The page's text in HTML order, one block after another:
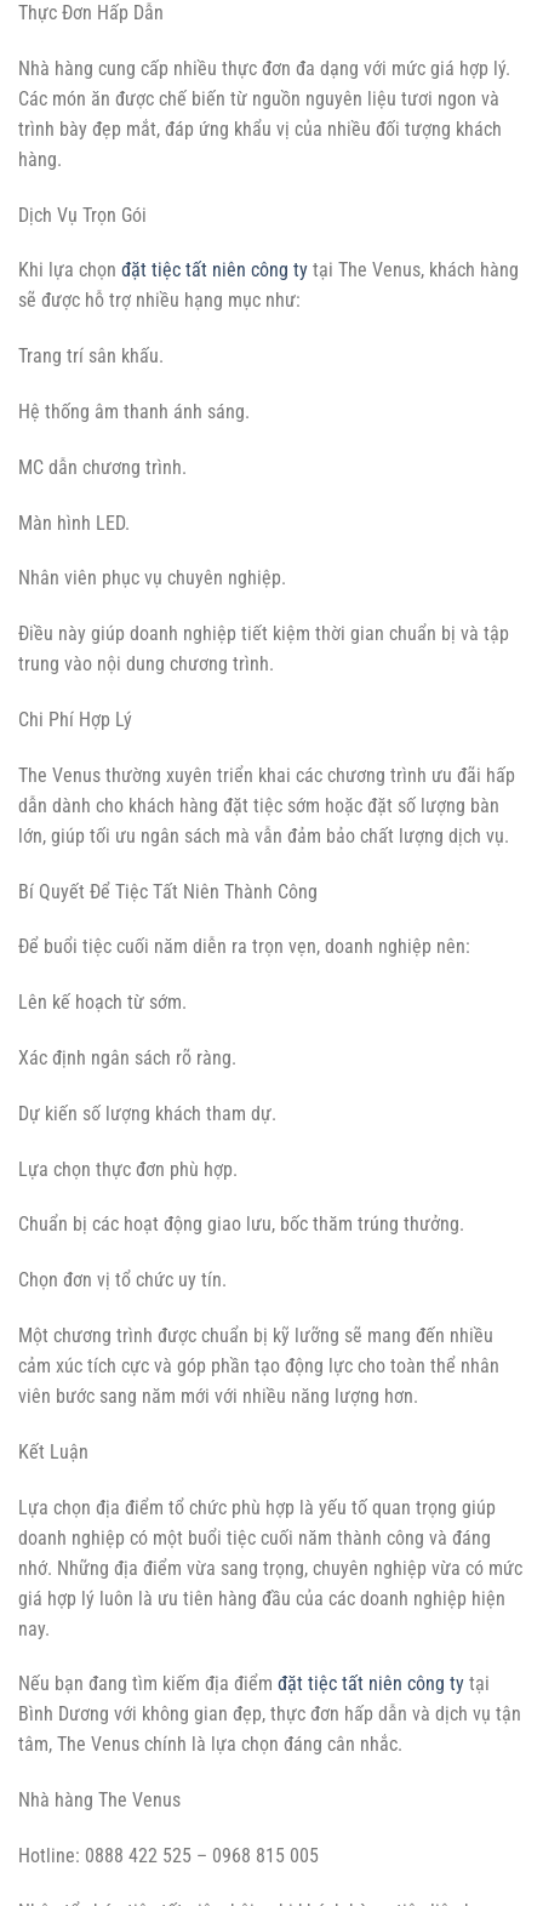
Thực Đơn Hấp Dẫn
Nhà hàng cung cấp nhiều thực đơn đa dạng với mức giá hợp lý.
Các món ăn được chế biến từ nguồn nguyên liệu tươi ngon và
trình bày đẹp mắt, đáp ứng khẩu vị của nhiều đối tượng khách
hàng.
Dịch Vụ Trọn Gói
Khi lựa chọn đặt tiệc tất niên công ty tại The Venus, khách hàng
sẽ được hỗ trợ nhiều hạng mục như:
Trang trí sân khấu.
Hệ thống âm thanh ánh sáng.
MC dẫn chương trình.
Màn hình LED.
Nhân viên phục vụ chuyên nghiệp.
Điều này giúp doanh nghiệp tiết kiệm thời gian chuẩn bị và tập
trung vào nội dung chương trình.
Chi Phí Hợp Lý
The Venus thường xuyên triển khai các chương trình ưu đãi hấp
dẫn dành cho khách hàng đặt tiệc sớm hoặc đặt số lượng bàn
lớn, giúp tối ưu ngân sách mà vẫn đảm bảo chất lượng dịch vụ.
Bí Quyết Để Tiệc Tất Niên Thành Công
Để buổi tiệc cuối năm diễn ra trọn vẹn, doanh nghiệp nên:
Lên kế hoạch từ sớm.
Xác định ngân sách rõ ràng.
Dự kiến số lượng khách tham dự.
Lựa chọn thực đơn phù hợp.
Chuẩn bị các hoạt động giao lưu, bốc thăm trúng thưởng.
Chọn đơn vị tổ chức uy tín.
Một chương trình được chuẩn bị kỹ lưỡng sẽ mang đến nhiều
cảm xúc tích cực và góp phần tạo động lực cho toàn thể nhân
viên bước sang năm mới với nhiều năng lượng hơn.
Kết Luận
Lựa chọn địa điểm tổ chức phù hợp là yếu tố quan trọng giúp
doanh nghiệp có một buổi tiệc cuối năm thành công và đáng
nhớ. Những địa điểm vừa sang trọng, chuyên nghiệp vừa có mức
giá hợp lý luôn là ưu tiên hàng đầu của các doanh nghiệp hiện
nay.
Nếu bạn đang tìm kiếm địa điểm đặt tiệc tất niên công ty tại
Bình Dương với không gian đẹp, thực đơn hấp dẫn và dịch vụ tận
tâm, The Venus chính là lựa chọn đáng cân nhắc.
Nhà hàng The Venus
Hotline: 0888 422 525 – 0968 815 005